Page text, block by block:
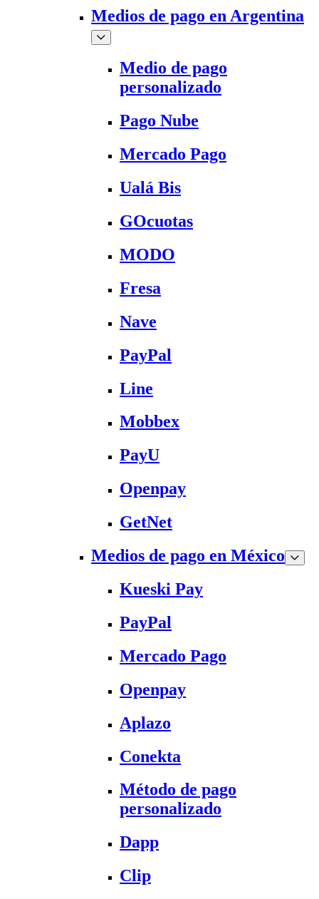
Medios de pago en Argentina
Medio de pago
personalizado
Pago Nube
Mercado Pago
Ualá Bis
GOcuotas
MODO
Fresa
Nave
PayPal
Line
Mobbex
PayU
Openpay
GetNet
Medios de pago en México
Kueski Pay
PayPal
Mercado Pago
Openpay
Aplazo
Conekta
Método de pago
personalizado
Dapp
Clip